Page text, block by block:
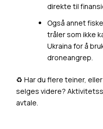
direkte til
Også annet
tråler som ikke
Ukraina for å
droneangrep.
♻️ Har du flere teiner,
selges videre?
avtale.